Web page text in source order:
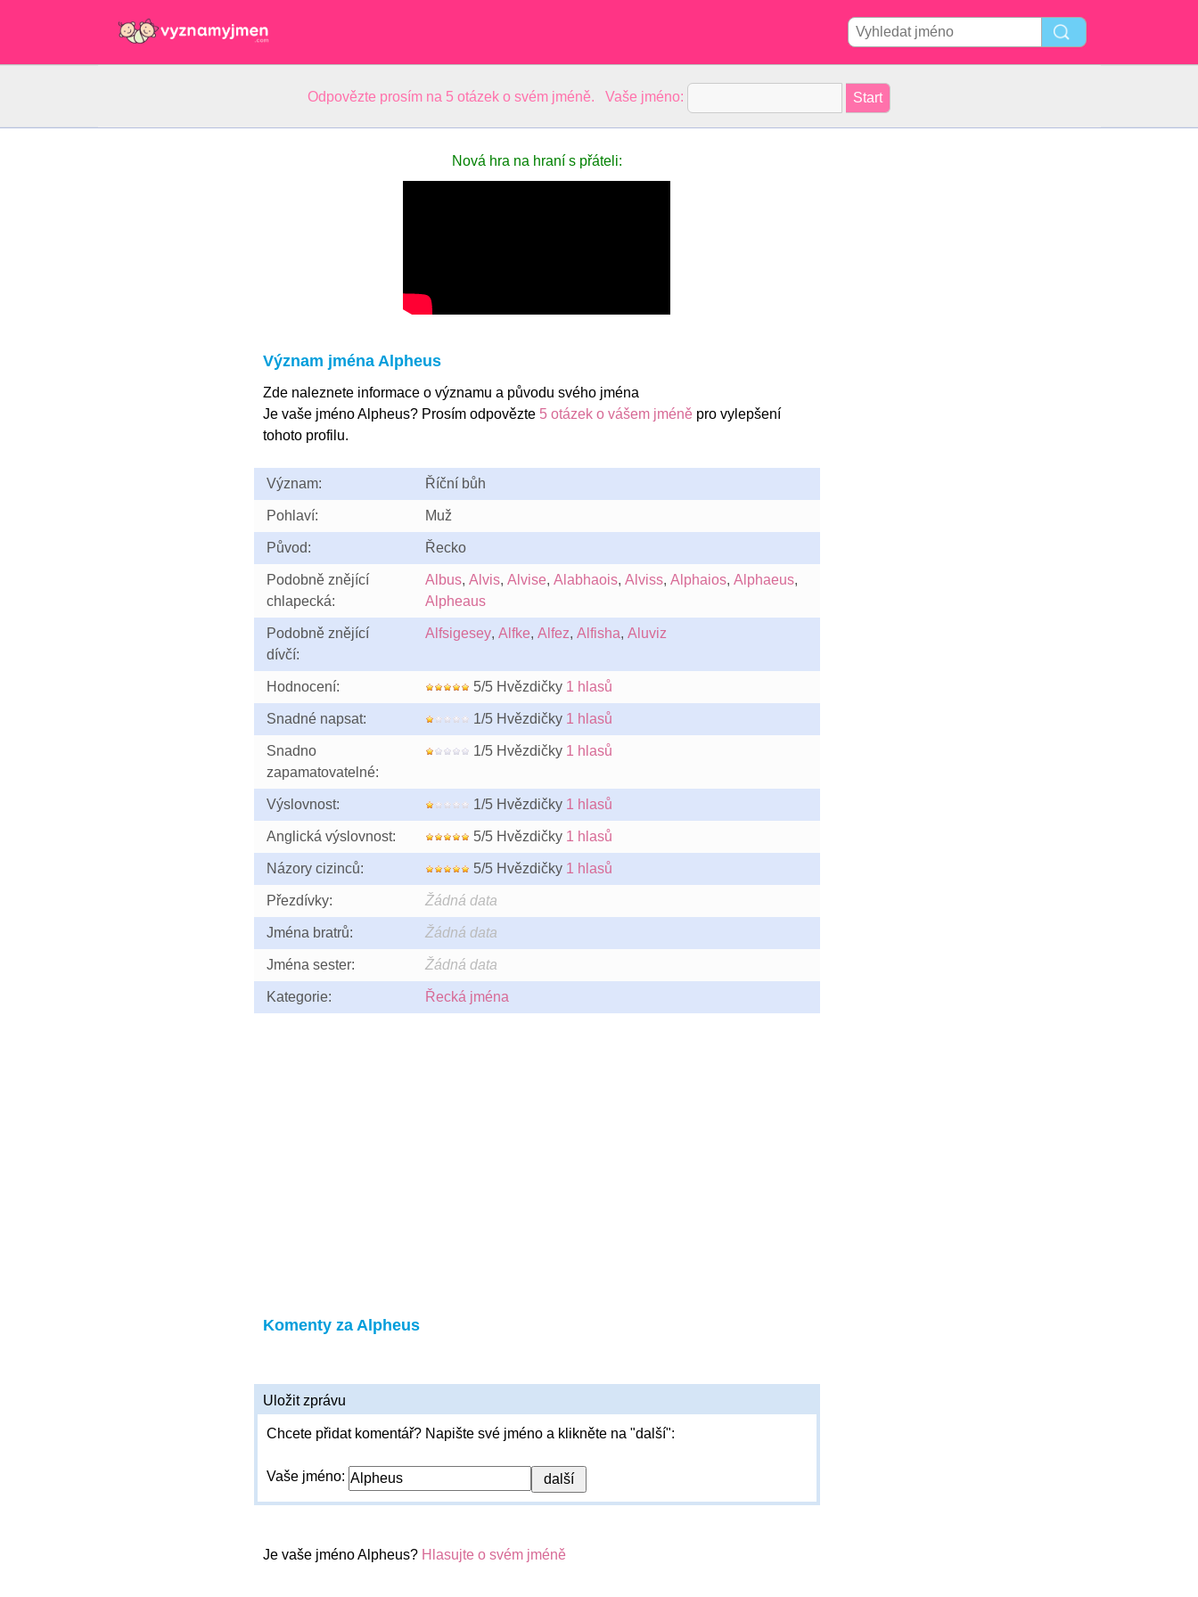
Odpovězte prosím na 5 otázek o svém jméně. Vaše jméno:
Nová hra na hraní s přáteli:
Význam jména Alpheus
Zde naleznete informace o významu a původu svého jména
Je vaše jméno Alpheus? Prosím odpovězte 5 otázek o vášem jméněpro vylepšení
tohoto profilu.
Význam: Říční bůh
Pohlaví: Muž
Původ: Řecko
Podobně znějící
chlapecká:
Albus, Alvis, Alvise, Alabhaois, Alviss, Alphaios, Alphaeus,
Alpheaus
Podobně znějící
dívčí:
Alfsigesey, Alfke, Alfez, Alfisha, Aluviz
Hodnocení: 5/5 Hvězdičky 1 hlasů
Snadné napsat: 1/5 Hvězdičky 1 hlasů
Snadno
zapamatovatelné:
1/5 Hvězdičky 1 hlasů
Výslovnost: 1/5 Hvězdičky 1 hlasů
Anglická výslovnost: 5/5 Hvězdičky 1 hlasů
Názory cizinců: 5/5 Hvězdičky 1 hlasů
Přezdívky: Žádná data
Jména bratrů: Žádná data
Jména sester: Žádná data
Kategorie: Řecká jména
Komenty za Alpheus
Uložit zprávu
Chcete přidat komentář? Napište své jméno a klikněte na "další":
Vaše jméno:
Je vaše jméno Alpheus? Hlasujte o svém jméně